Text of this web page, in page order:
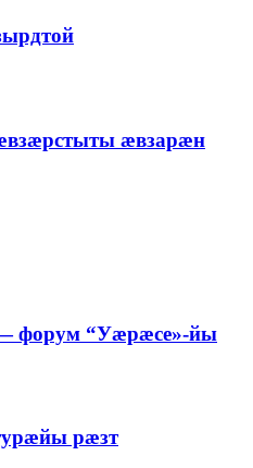
æвзарæн
форум “Уæрæсе»-йы
рæзт